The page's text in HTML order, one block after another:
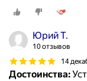
Вч динамики
Юрий Т.
10 отзывов
14
Достоинства: